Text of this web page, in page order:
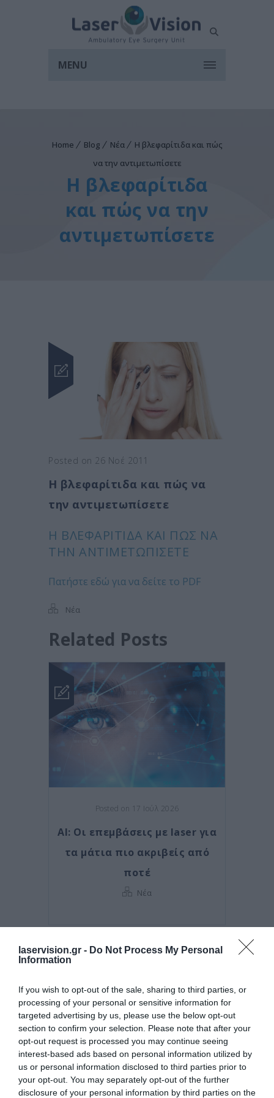
laservision.gr - Do Not Process My Personal
Information
If you wish to opt-out of the sale, sharing to third parties, or
processing of your personal or sensitive information for
targeted advertising by us, please use the below opt-out
section to confirm your selection. Please note that after your
opt-out request is processed you may continue seeing
interest-based ads based on personal information utilized by
us or personal information disclosed to third parties prior to
your opt-out. You may separately opt-out of the further
disclosure of your personal information by third parties on the
MENU
Home Blog Νέα
Η βλεφαρίτιδα και πώς
να την αντιμετωπίσετε
Η βλεφαρίτιδα
και πώς να την
αντιμετωπίσετε
Posted on 26 Νοέ 2011
Η βλεφαρίτιδα και πώς να
την αντιμετωπίσετε
Η ΒΛΕΦΑΡΊΤΙΔΑ ΚΑΙ ΠΏΣ ΝΑ
ΤΗΝ ΑΝΤΙΜΕΤΩΠΊΣΕΤΕ
Πατήστε εδώ για να δείτε το PDF
Νέα
Related Posts
Posted on 17 Ιούλ 2026
AI: Οι επεμβάσεις με laser για
τα μάτια πιο ακριβείς από
ποτέ
Νέα